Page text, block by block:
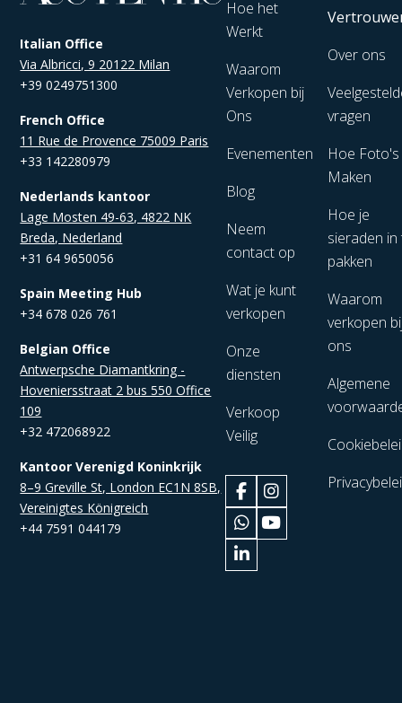
Italian Office
Via Albricci, 9 20122 Milan
+39 0249751300
French Office
11 Rue de Provence 75009 Paris
+33 142280979
Nederlands kantoor
Lage Mosten 49-63, 4822 NK
Breda, Nederland
+31 64 9650056
Spain Meeting Hub
+34 678 026 761
Belgian Office
Antwerpsche Diamantkring -
Hoveniersstraat 2 bus 550 Office
109
+32 472068922
Kantoor Verenigd Koninkrijk
8–9 Greville St, London EC1N 8SB,
Vereinigtes Königreich
+44 7591 044179
Hoe het
Werkt
Waarom
Verkopen bij
Ons
Evenementen
Blog
Neem
contact op
Wat je kunt
verkopen
Onze
diensten
Verkoop
Veilig
Over ons
vragen
Hoe
Maken
Hoe je
sieraden in
pakken
Waarom
verkopen
ons
Algemene